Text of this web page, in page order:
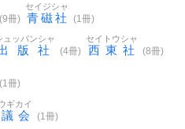
(9冊) 青磁社
セイジシャ
(1冊)
版社
ュッパンシャ
(4冊) 西東社
セイトウシャ
(8冊)
(1冊)
会
ギカイ
(1冊)